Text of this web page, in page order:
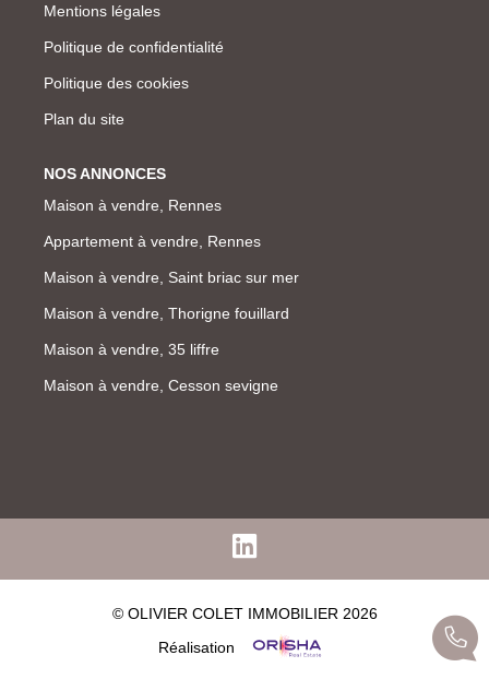
Mentions légales
Politique de confidentialité
Politique des cookies
Plan du site
NOS ANNONCES
Maison à vendre, Rennes
Appartement à vendre, Rennes
Maison à vendre, Saint briac sur mer
Maison à vendre, Thorigne fouillard
Maison à vendre, 35 liffre
Maison à vendre, Cesson sevigne
© OLIVIER COLET IMMOBILIER 2026
Réalisation